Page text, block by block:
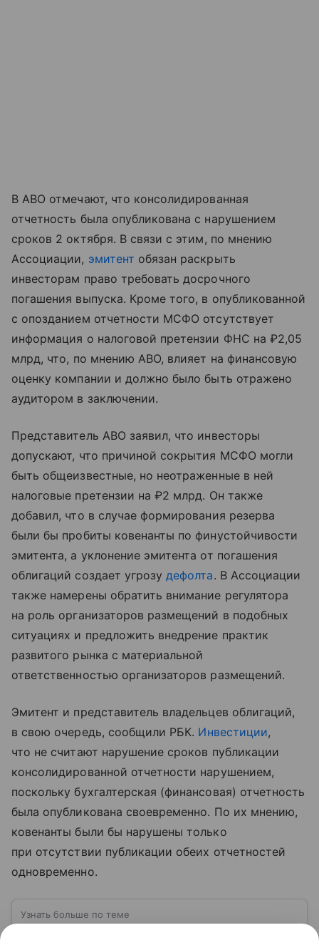
В АВО отмечают, что консолидированная
отчетность была опубликована с нарушением
сроков 2 октября. В связи с этим, по мнению
Ассоциации, эмитент обязан раскрыть
инвесторам право требовать досрочного
погашения выпуска. Кроме того, в опубликованной
с опозданием отчетности МСФО отсутствует
информация о налоговой претензии ФНС на ₽2,05
млрд, что, по мнению АВО, влияет на финансовую
оценку компании и должно было быть отражено
аудитором в заключении.
Представитель АВО заявил, что инвесторы
допускают, что причиной сокрытия МСФО могли
быть общеизвестные, но неотраженные в ней
налоговые претензии на ₽2 млрд. Он также
добавил, что в случае формирования резерва
были бы пробиты ковенанты по финустойчивости
эмитента, а уклонение эмитента от погашения
облигаций создает угрозудефолта. В Ассоциации
также намерены обратить внимание регулятора
на роль организаторов размещений в подобных
ситуациях и предложить внедрение практик
развитого рынка с материальной
ответственностью организаторов размещений.
Эмитент и представитель владельцев облигаций,
в свою очередь, сообщили РБК. Инвестиции,
что не считают нарушение сроков публикации
консолидированной отчетности нарушением,
поскольку бухгалтерская (финансовая) отчетность
была опубликована своевременно. По их мнению,
ковенанты были бы нарушены только
при отсутствии публикации обеих отчетностей
одновременно.
Узнать больше по теме